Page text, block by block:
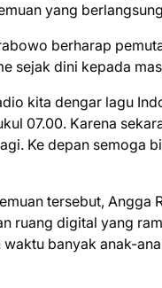
yang
berharap
sejak dini kepada
kita dengar lagu
07.00. Karena
Ke depan semoga
tersebut, Angga
ruang digital yang
waktu banyak anak-